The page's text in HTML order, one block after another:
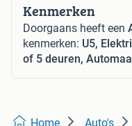
Kenmerken
Doorgaans heeft een
kenmerken: U5,
of 5 deuren,
Home Auto's